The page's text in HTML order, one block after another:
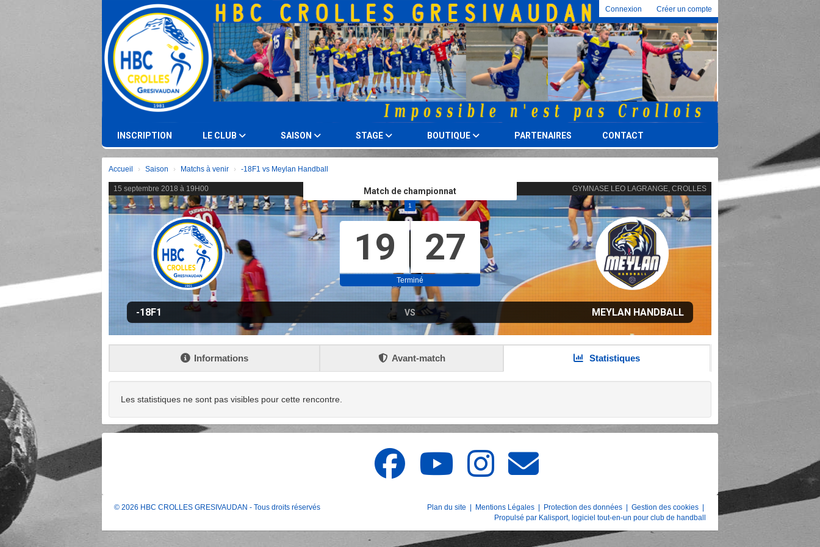
Connexion Créer un compte
INSCRIPTION LE CLUB SAISON STAGE BOUTIQUE PARTENAIRES CONTACT
Accueil Saison Matchs à venir -18F1 vs Meylan Handball
15 septembre 2018 à 19H00 GYMNASE LEO LAGRANGE, CROLLES
Match de championnat
1
19 27
Terminé
-18F1 VS MEYLAN HANDBALL
Informations Avant-match Statistiques
Les statistiques ne sont pas visibles pour cette rencontre.
© 2026 HBC CROLLES GRESIVAUDAN - Tous droits réservés Plan du site Mentions Légales Protection des données Gestion des cookies
Propulsé par Kalisport, logiciel tout-en-un pour club de handball